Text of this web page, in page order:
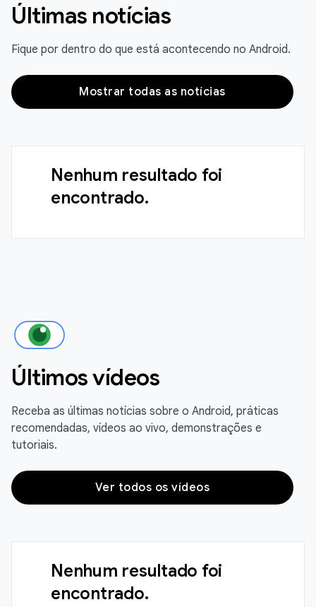
Últimas notícias
Fique por dentro do que está acontecendo no Android.
Mostrar todas as notícias
Nenhum resultado foi
encontrado.
Últimos vídeos
Receba as últimas notícias sobre o Android, práticas
recomendadas, vídeos ao vivo, demonstrações e
tutoriais.
Ver todos os vídeos
Nenhum resultado foi
encontrado.